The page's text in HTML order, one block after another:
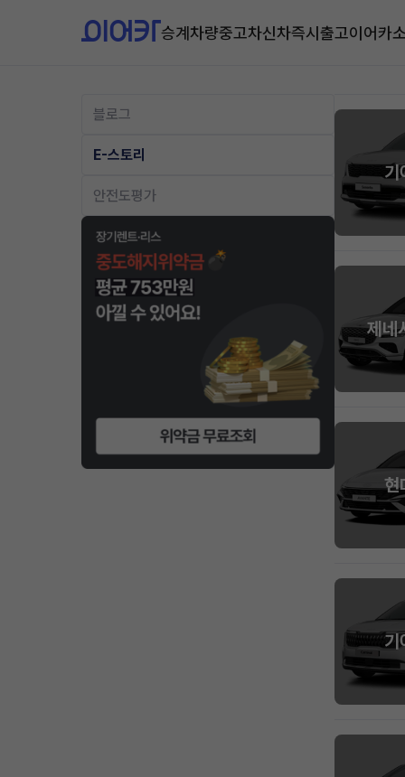
승계차량중고차신차즉시출고이어카
블로그
E-스토리
안전도평가
기
제
현
기